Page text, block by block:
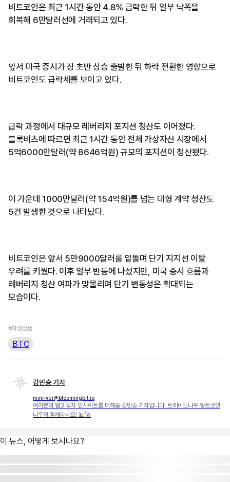
비트코인은 최근 1시간 동안 4.8% 급락한 뒤 일부 낙폭을
회복해 6만달러선에 거래되고 있다.
앞서 미국 증시가 장 초반 상승 출발한 뒤 하락 전환한 영향으로
비트코인도 급락세를 보이고 있다.
급락 과정에서 대규모 레버리지 포지션 청산도 이어졌다.
블록비츠에 따르면 최근 1시간 동안 전체 가상자산 시장에서
5억6000만달러(약 8646억원) 규모의 포지션이 청산됐다.
이 가운데 1000만달러(약 154억원)를 넘는 대형 계약 청산도
5건 발생한 것으로 나타났다.
비트코인은 앞서 5만9000달러를 밑돌며 단기 지지선 이탈
우려를 키웠다. 이후 일부 반등에 나섰지만, 미국 증시 흐름과
레버리지 청산 여파가 맞물리며 단기 변동성은 확대되는
모습이다.
#파생상품
BTC
강민승 기자
minriver@bloomingbit.io
여러분의 웹3 투자 인사이트를 더해줄 강민승 기자입니다. 트레이드나우·알트코인
나우와 함께하세요! 📊🚀
이 뉴스, 어떻게 보시나요?